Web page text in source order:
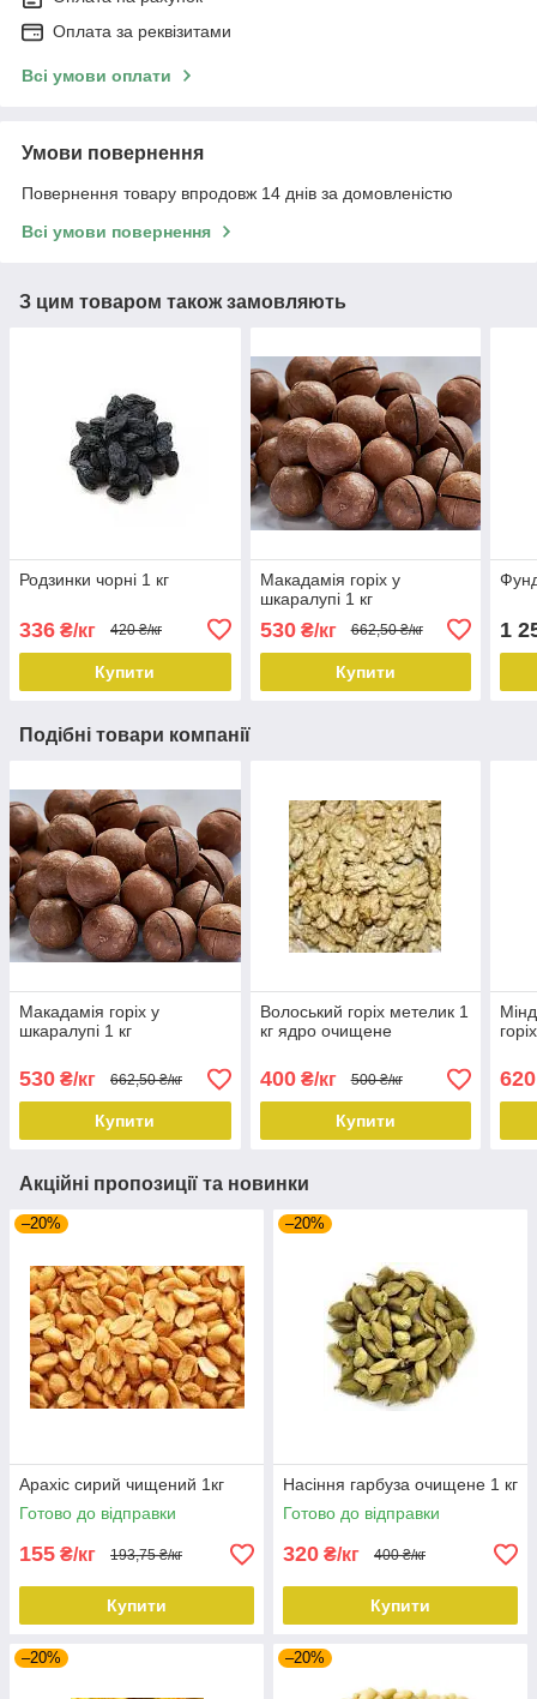
Оплата за реквізитами
Всі умови оплати
Умови повернення
Повернення товару впродовж 14 днів за домовленістю
Всі умови повернення
З цим товаром також замовляють
Родзинки чорні 1 кг
336 ₴/кг 420 ₴/кг
Купити
Макадамія горіх у
шкаралупі 1 кг
530₴/кг 662,50 ₴/кг
Купити
1
Подібні товари компанії
Макадамія горіх у
шкаралупі 1 кг
530 ₴/кг 662,50 ₴/кг
Купити
Волоський горіх метелик 1
кг ядро очищене
400₴/кг 500 ₴/кг
Купити
620
Акційні пропозиції та новинки
–20%
Арахіс сирий чищений 1кг
Готово до відправки
155 ₴/кг 193,75 ₴/кг
Купити
–20%
Насіння гарбуза очищене 1 кг
Готово до відправки
320 ₴/кг 400 ₴/кг
Купити
–20% –20%